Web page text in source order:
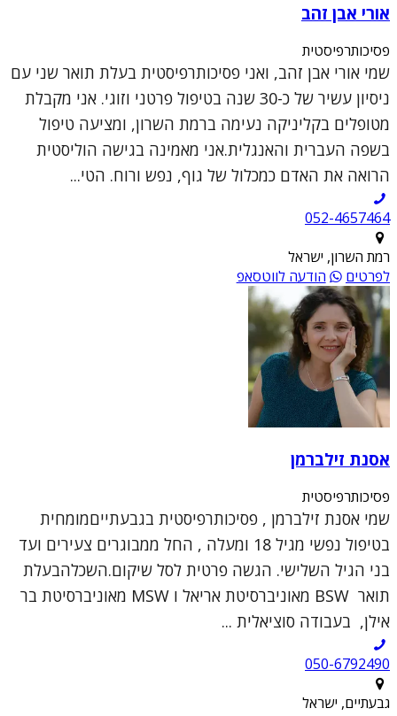
אורי אבן זהב
פסיכותרפיסטית
שמי אורי אבן זהב, ואני פסיכותרפיסטית בעלת תואר שני עם
ניסיון עשיר של כ-30 שנה בטיפול פרטני וזוגי. אני מקבלת
מטופלים בקליניקה נעימה ברמת השרון, ומציעה טיפול
בשפה העברית והאנגלית.אני מאמינה בגישה הוליסטית
הרואה את האדם כמכלול של גוף, נפש ורוח. הטי...
052-4657464
רמת השרון, ישראל
לפרטים
הודעה לווטסאפ
אסנת זילברמן
פסיכותרפיסטית
שמי אסנת זילברמן , פסיכותרפיסטית בגבעתייםמומחית
בטיפול נפשי מגיל 18 ומעלה , החל ממבוגרים צעירים ועד
בני הגיל השלישי. הגשה פרטית לסל שיקום.השכלהבעלת
תואר BSW מאוניברסיטת אריאל ו MSW מאוניברסיטת בר
אילן, בעבודה סוציאלית ...
050-6792490
גבעתיים, ישראל